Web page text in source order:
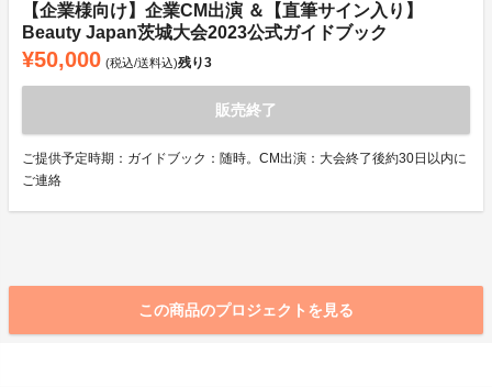
【企業様向け】企業CM出演 ＆【直筆サイン入り】
Beauty Japan茨城大会2023公式ガイドブック
¥50,000 (税込/送料込)残り3
販売終了
ご提供予定時期：ガイドブック：随時。CM出演：大会終了後約30日以内に
ご連絡
この商品のプロジェクトを見る